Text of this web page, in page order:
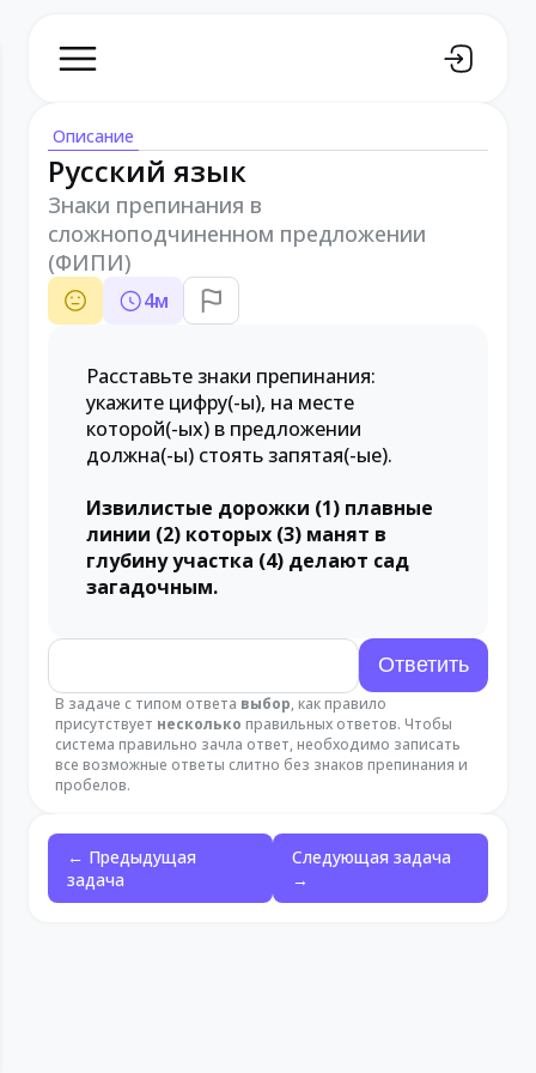
Описание
Русский язык
Знаки препинания в
сложноподчиненном предложении
(ФИПИ)
4м
Расставьте знаки препинания:
укажите цифру(-ы), на месте
которой(-ых) в предложении
должна(-ы) стоять запятая(-ые).
Извилистые дорожки (1) плавные
линии (2) которых (3) манят в
глубину участка (4) делают сад
загадочным.
В задаче с типом ответа выбор, как правило
присутствует несколько правильных ответов. Чтобы
система правильно зачла ответ, необходимо записать
все возможные ответы слитно без знаков препинания и
пробелов.
← Предыдущая
задача
Следующая задача
→